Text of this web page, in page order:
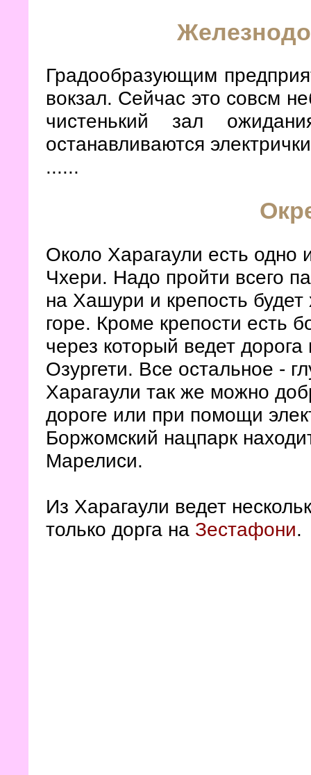
Градообразующим
вокзал. Сейчас это совсм
чистенький зал
останавливаются
......
Около Харагаули есть одно
Чхери. Надо пройти всего
на Хашури и крепость
горе. Кроме крепости есть
через который ведет
Озургети. Все остальное -
Харагаули так же можно
дороге или при помощи
Боржомский нацпарк
Марелиси.
Из Харагаули ведет
только дорга на Зестафони.